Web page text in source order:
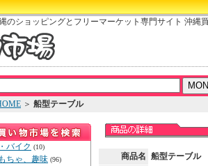
のショッピングとフリーマーケット専門サイト 沖縄
＞ 船型テーブル
バイク (10)
ちゃ、趣味 (96) 商品名 船型テーブル